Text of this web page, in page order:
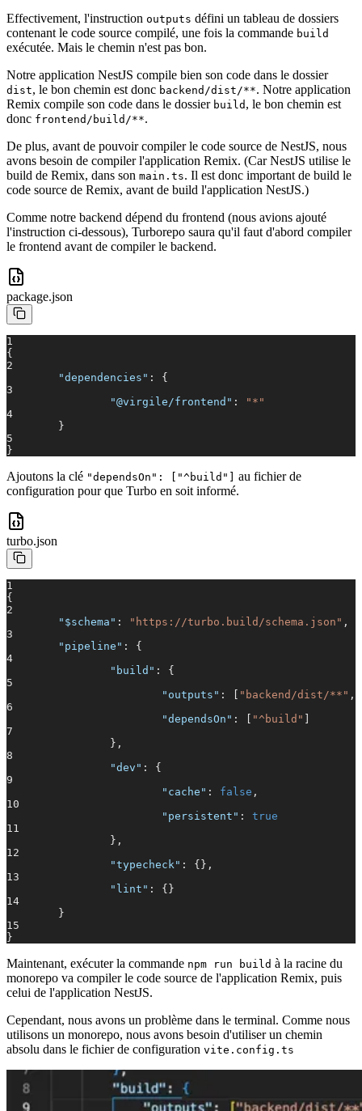
Effectivement, l'instruction outputs défini un tableau de dossiers
contenant le code source compilé, une fois la commande build
exécutée. Mais le chemin n'est pas bon.
Notre application NestJS compile bien son code dans le dossier
dist, le bon chemin est donc backend/dist/**. Notre application
Remix compile son code dans le dossier build , le bon chemin est
donc frontend/build/**.
De plus, avant de pouvoir compiler le code source de NestJS, nous
avons besoin de compiler l'application Remix. (Car NestJS utilise le
build de Remix, dans son main.ts. Il est donc important de build le
code source de Remix, avant de build l'application NestJS.)
Comme notre backend dépend du frontend (nous avions ajouté
l'instruction ci-dessous), Turborepo saura qu'il faut d'abord compiler
le frontend avant de compiler le backend.
package.json
1
{
2
"dependencies" : {
3
"@virgile/frontend" :
"*"
4
}
5
}
Ajoutons la clé "dependsOn": ["^build"]
au fichier de
configuration pour que Turbo en soit informé.
turbo.json
1
{
2
"$schema" : "https://turbo.build/schema.json" ,
3
"pipeline" : {
4
"build" : {
5
"outputs" : [ "backend/dist/**" ,
6
"dependsOn" : [ "^build"
7
},
8
"dev" : {
9
"cache" : false ,
10
"persistent" :
true
11
},
12
"typecheck" : {},
13
"lint" : {}
14
}
15
}
Maintenant, exécuter la commande npm run build à la racine du
monorepo va compiler le code source de l'application Remix, puis
celui de l'application NestJS.
Cependant, nous avons un problème dans le terminal. Comme nous
utilisons un monorepo, nous avons besoin d'utiliser un chemin
absolu dans le fichier de configuration vite.config.ts